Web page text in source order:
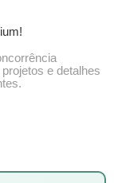
e detalhes